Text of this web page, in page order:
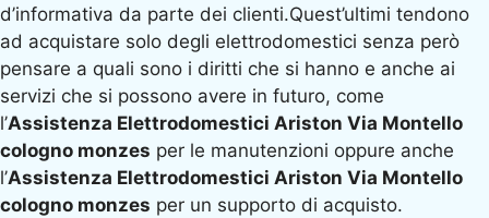
d’informativa da parte dei clienti.Quest’ultimi tendono
ad acquistare solo degli elettrodomestici senza però
pensare a quali sono i diritti che si hanno e anche ai
servizi che si possono avere in futuro, come
l’Assistenza Elettrodomestici Ariston Via Montello
cologno monzes per le manutenzioni oppure anche
l’Assistenza Elettrodomestici Ariston Via Montello
cologno monzes per un supporto di acquisto.